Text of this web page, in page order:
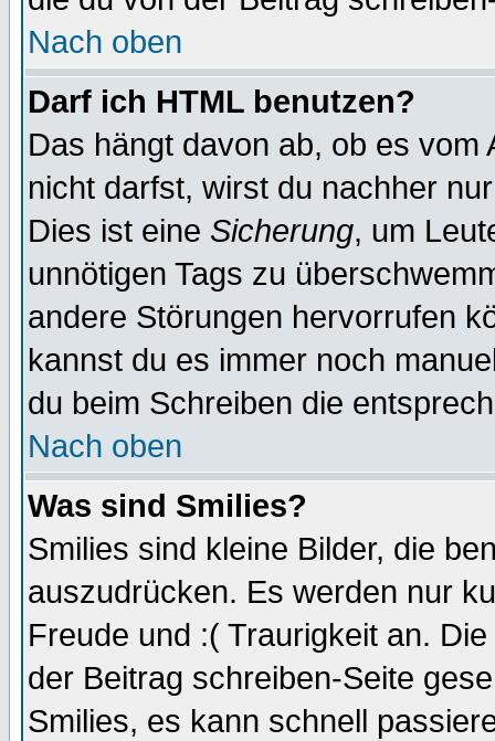
Nach oben
Darf ich HTML benutzen?
Das hängt davon ab, ob es
nicht darfst, wirst du nachher
Dies ist eine Sicherung, um
unnötigen Tags zu
andere Störungen hervorrufen
kannst du es immer noch
du beim Schreiben die
Nach oben
Was sind Smilies?
Smilies sind kleine Bilder, die
auszudrücken. Es werden nur
Freude und :( Traurigkeit an.
der Beitrag schreiben-Seite
Smilies, es kann schnell